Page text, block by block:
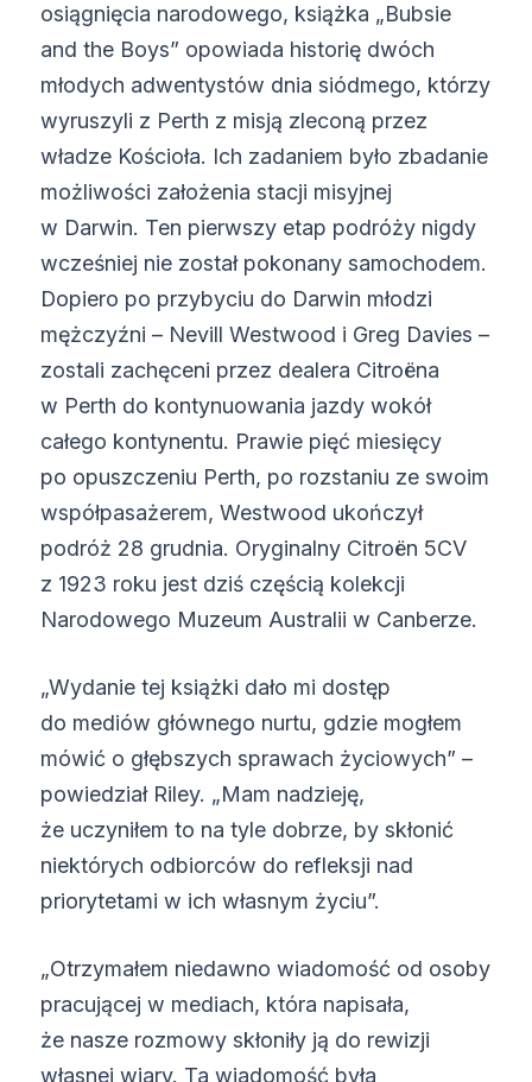
osiągnięcia narodowego, książka „Bubsie
and the Boys” opowiada historię dwóch
młodych adwentystów dnia siódmego, którzy
wyruszyli z Perth z misją zleconą przez
władze Kościoła. Ich zadaniem było zbadanie
możliwości założenia stacji misyjnej
w Darwin. Ten pierwszy etap podróży nigdy
wcześniej nie został pokonany samochodem.
Dopiero po przybyciu do Darwin młodzi
mężczyźni – Nevill Westwood i Greg Davies –
zostali zachęceni przez dealera Citroëna
w Perth do kontynuowania jazdy wokół
całego kontynentu. Prawie pięć miesięcy
po opuszczeniu Perth, po rozstaniu ze swoim
współpasażerem, Westwood ukończył
podróż 28 grudnia. Oryginalny Citroën 5CV
z 1923 roku jest dziś częścią kolekcji
Narodowego Muzeum Australii w Canberze.
„Wydanie tej książki dało mi dostęp
do mediów głównego nurtu, gdzie mogłem
mówić o głębszych sprawach życiowych” –
powiedział Riley. „Mam nadzieję,
że uczyniłem to na tyle dobrze, by skłonić
niektórych odbiorców do refleksji nad
priorytetami w ich własnym życiu”.
„Otrzymałem niedawno wiadomość od osoby
pracującej w mediach, która napisała,
że nasze rozmowy skłoniły ją do rewizji
własnej wiary. Ta wiadomość była